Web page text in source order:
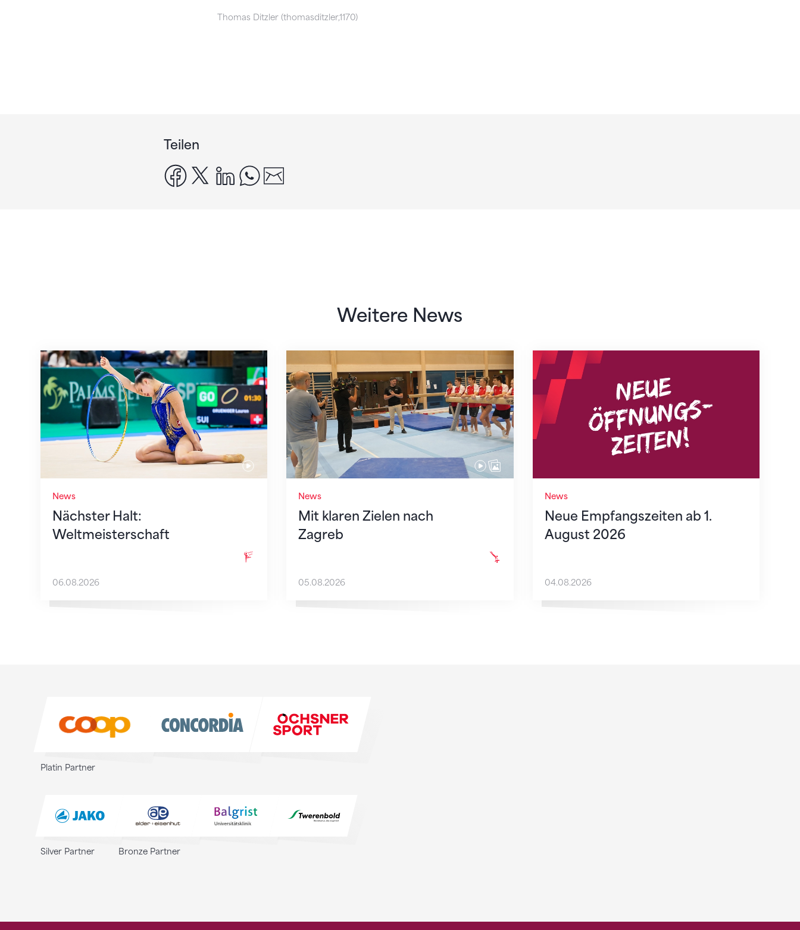
Thomas Ditzler (thomasditzler,1170)
Teilen
facebook
x linkedinwhatsapp
Weitere News
News
Nächster Halt:
Weltmeisterschaft
Nächster Halt: Weltmeisterschaft
06.08.2026
News
Mit klaren Zielen nach
Zagreb
Mit klaren Zielen nach Zagreb
05.08.2026
News
Neue Empfangszeiten ab 1.
August 2026
Neue Empfangszeiten ab 1. August 2026
04.08.2026
Platin Partner
Silver Partner Bronze Partner